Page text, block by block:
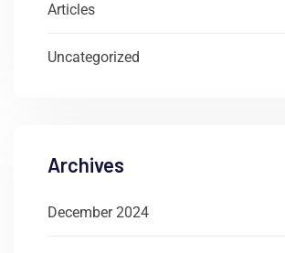
Articles
Uncategorized
Archives
December 2024